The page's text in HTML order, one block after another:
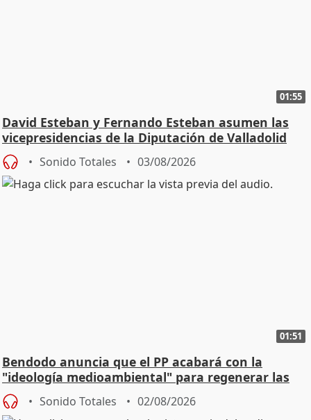
01:55
David Esteban y Fernando Esteban asumen las
vicepresidencias de la Diputación de Valladolid
Sonido Totales 03/08/2026
01:51
Bendodo anuncia que el PP acabará con la
"ideología medioambiental" para regenerar las
playas
Sonido Totales 02/08/2026